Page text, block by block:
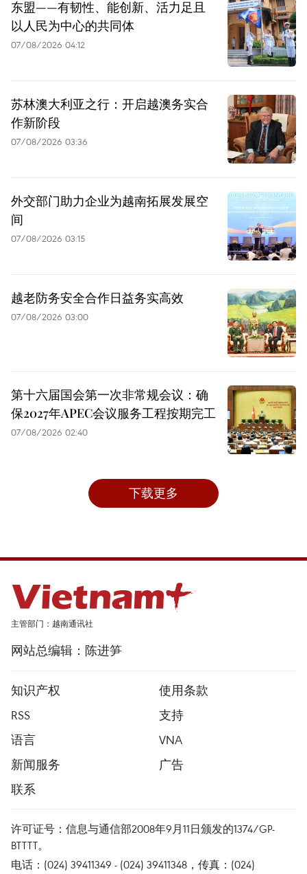
东盟——有韧性、能创新、活力足且
以人民为中心的共同体
07/08/2026 04:12
苏林澳大利亚之行：开启越澳务实合
作新阶段
07/08/2026 03:36
外交部门助力企业为越南拓展发展空
间
07/08/2026 03:15
越老防务安全合作日益务实高效
07/08/2026 03:00
第十六届国会第一次非常规会议：确
保2027年APEC会议服务工程按期完工
07/08/2026 02:40
下载更多
主管部门：越南通讯社
网站总编辑：陈进笋
知识产权
使用条款
RSS
支持
语言
VNA
新闻服务
广告
联系
许可证号：信息与通信部2008年9月11日颁发的1374/GP-
BTTTT。
电话：(024) 39411349 - (024) 39411348，传真：(024)